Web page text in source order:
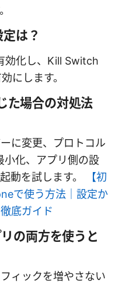
は？
効化し、Kill Switch
にします。
た場合の対処法
に変更、プロトコル
小化、アプリ側の設
動を試します。
【初
で使う方法｜設定か
底ガイド
の両方を使うと
ィックを増やさない